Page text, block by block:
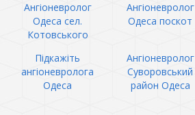
Ангіоневролог
Одеса сел.
Котовського
Ангіоневролог
Одеса поскот
Підкажіть
ангіоневролога
Одеса
Ангіоневролог
Суворовський
район Одеса